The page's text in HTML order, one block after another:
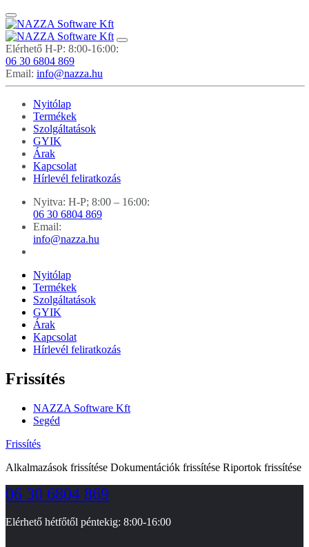
Elérhető H-P: 8:00-16:00:
06 30 6804 869
Email: info@nazza.hu
Nyitólap
Termékek
Szolgáltatások
GYIK
Árak
Kapcsolat
Hírlevél feliratkozás
Nyitva: H-P; 8:00 – 16:00:
06 30 6804 869
Email:
info@nazza.hu
Nyitólap
Termékek
Szolgáltatások
GYIK
Árak
Kapcsolat
Hírlevél feliratkozás
Frissítés
NAZZA Software Kft
Segéd
Frissítés
Alkalmazások frissítése Dokumentációk frissítése Riportok frissítése
06 30 6804 869
Elérhető hétfőtől péntekig: 8:00-16:00